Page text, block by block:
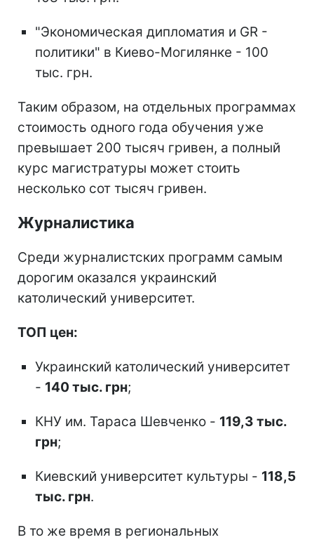
"Экономическая дипломатия и GR -
политики" в Киево-Могилянке - 100
тыс. грн.
Таким образом, на отдельных программах
стоимость одного года обучения уже
превышает 200 тысяч гривен, а полный
курс магистратуры может стоить
несколько сот тысяч гривен.
Журналистика
Среди журналистских программ самым
дорогим оказался украинский
католический университет.
ТОП цен:
Украинский католический университет
- 140 тыс. грн;
КНУ им. Тараса Шевченко - 119,3 тыс.
грн;
Киевский университет культуры - 118,5
тыс. грн.
В то же время в региональных